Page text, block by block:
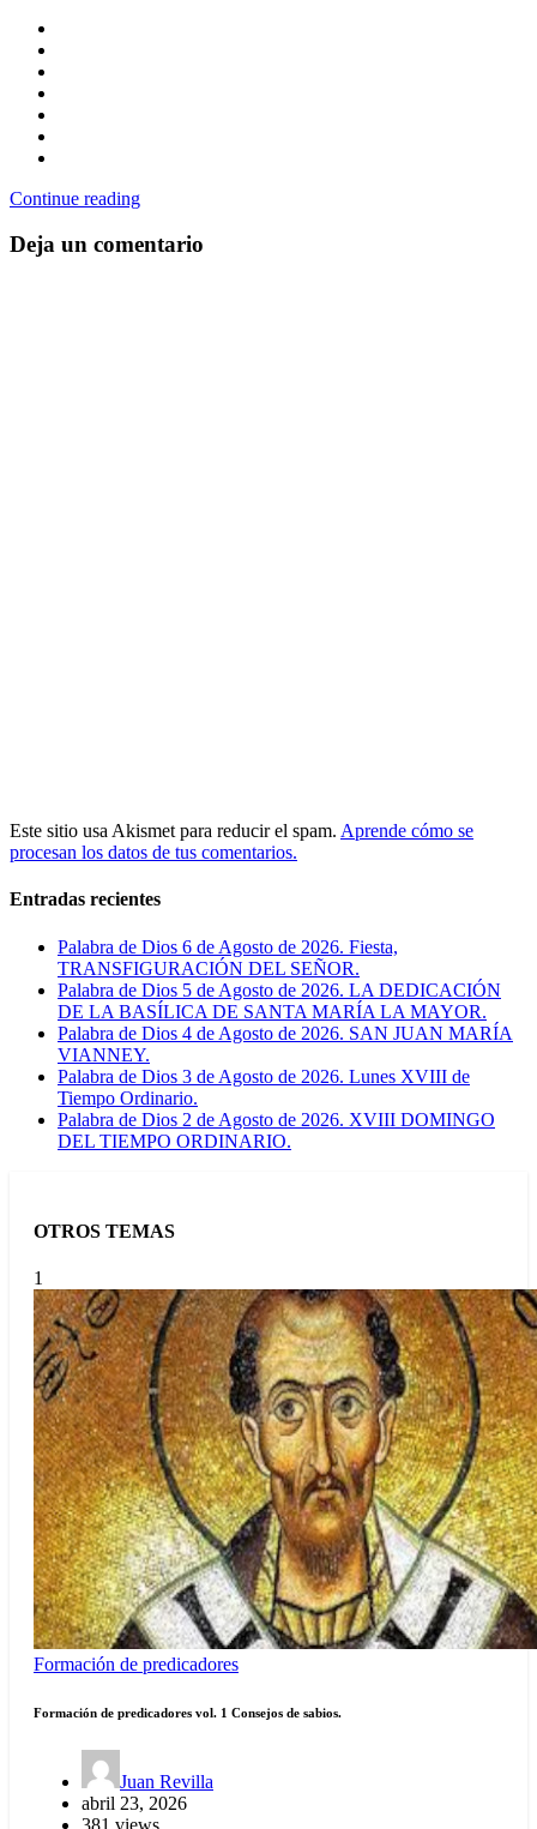
Continue reading
Deja un comentario
Este sitio usa Akismet para reducir el spam. Aprende cómo se
procesan los datos de tus comentarios.
Entradas recientes
Palabra de Dios 6 de Agosto de 2026. Fiesta,
TRANSFIGURACIÓN DEL SEÑOR.
Palabra de Dios 5 de Agosto de 2026. LA DEDICACIÓN
DE LA BASÍLICA DE SANTA MARÍA LA MAYOR.
Palabra de Dios 4 de Agosto de 2026. SAN JUAN MARÍA
VIANNEY.
Palabra de Dios 3 de Agosto de 2026. Lunes XVIII de
Tiempo Ordinario.
Palabra de Dios 2 de Agosto de 2026. XVIII DOMINGO
DEL TIEMPO ORDINARIO.
OTROS TEMAS
1
Formación de predicadores
Formación de predicadores vol. 1 Consejos de sabios.
Juan Revilla
abril 23, 2026
381 views